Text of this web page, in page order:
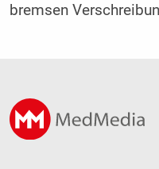
bremsen